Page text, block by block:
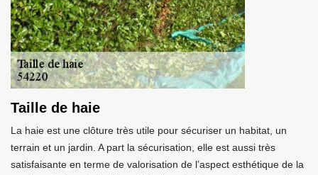
Taille de haie
La haie est une clôture très utile pour sécuriser un habitat, un
terrain et un jardin. A part la sécurisation, elle est aussi très
satisfaisante en terme de valorisation de l’aspect esthétique de la